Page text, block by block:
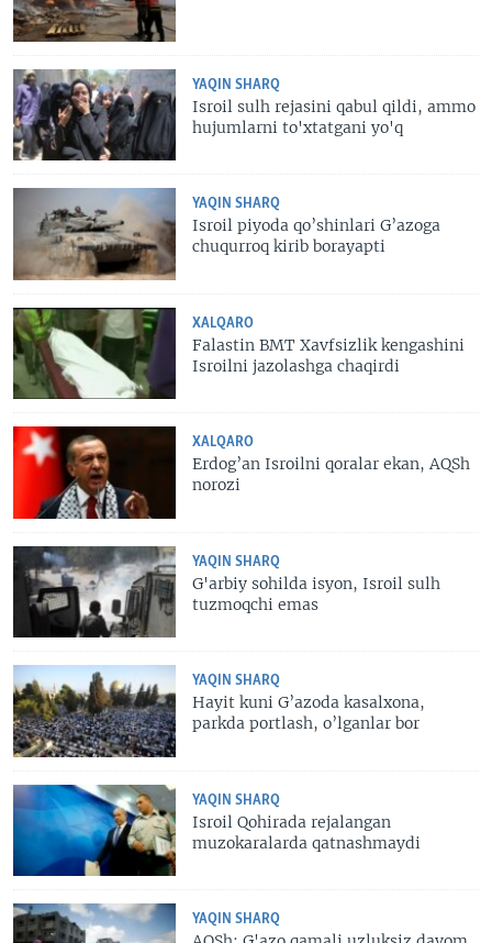
YAQIN SHARQ
Isroil sulh rejasini qabul qildi, ammo
hujumlarni to'xtatgani yo'q
YAQIN SHARQ
Isroil piyoda qo’shinlari G’azoga
chuqurroq kirib borayapti
XALQARO
Falastin BMT Xavfsizlik kengashini
Isroilni jazolashga chaqirdi
XALQARO
Erdog’an Isroilni qoralar ekan, AQSh
norozi
YAQIN SHARQ
G'arbiy sohilda isyon, Isroil sulh
tuzmoqchi emas
YAQIN SHARQ
Hayit kuni G’azoda kasalxona,
parkda portlash, o’lganlar bor
YAQIN SHARQ
Isroil Qohirada rejalangan
muzokaralarda qatnashmaydi
YAQIN SHARQ